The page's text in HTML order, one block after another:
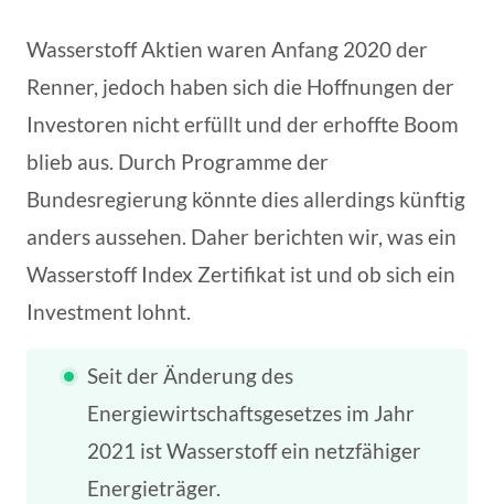
Wasserstoff Aktien waren Anfang 2020 der
Renner, jedoch haben sich die Hoffnungen der
Investoren nicht erfüllt und der erhoffte Boom
blieb aus. Durch Programme der
Bundesregierung könnte dies allerdings künftig
anders aussehen. Daher berichten wir, was ein
Wasserstoff Index Zertifikat ist und ob sich ein
Investment lohnt.
Seit der Änderung des
Energiewirtschaftsgesetzes im Jahr
2021 ist Wasserstoff ein netzfähiger
Energieträger.